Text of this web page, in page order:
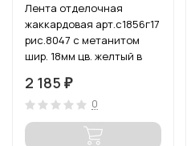
Лента отделочная
жаккардовая арт.с1856г17
рис.8047 с метанитом
шир. 18мм цв. желтый в
2 185 ₽
0